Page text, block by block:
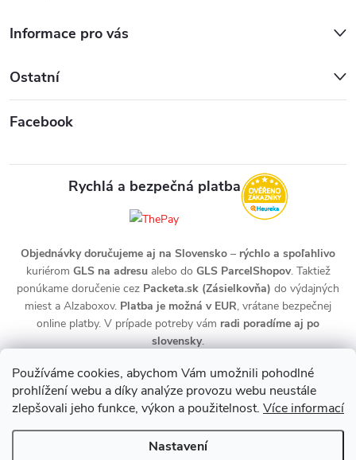
Používáme cookies, abychom Vám umožnili pohodlné
prohlížení webu a díky analýze provozu webu neustále
zlepšovali jeho funkce, výkon a použitelnost. Více informací
Nastavení
Informace pro vás
Ostatní
Facebook
Rychlá a bezpečná platba
Objednávky doručujeme aj na Slovensko – rýchlo a spoľahlivo
kuriérom GLS na adresualebo do GLS ParcelShopov. Taktiež
ponúkame doručenie cez Packeta.sk (Zásielkovňa) do výdajných
miest a Alzaboxov. Platba je možná v EUR, vrátane bezpečnej
online platby. V prípade potreby vám radi poradíme aj po
slovensky.